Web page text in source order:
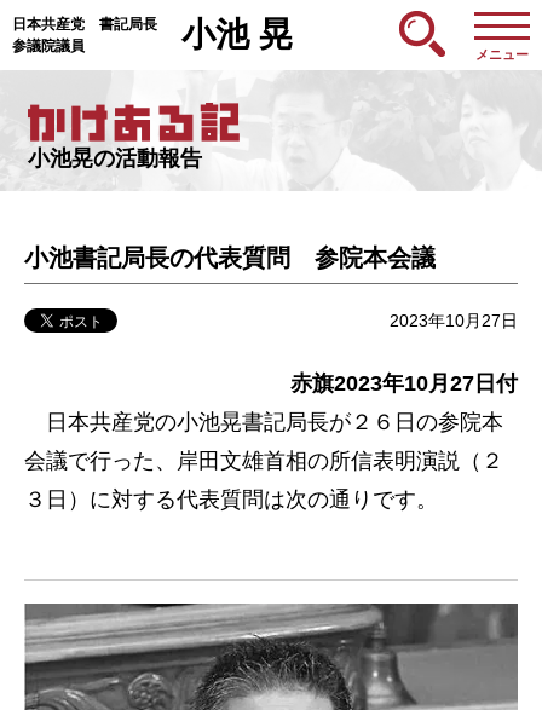
日本共産党 書記局長
参議院議員
小池 晃
メニュー
小池晃の活動報告
小池書記局長の代表質問 参院本会議
2023年10月27日
赤旗2023年10月27日付
日本共産党の小池晃書記局長が２６日の参院本
会議で行った、岸田文雄首相の所信表明演説（２
３日）に対する代表質問は次の通りです。